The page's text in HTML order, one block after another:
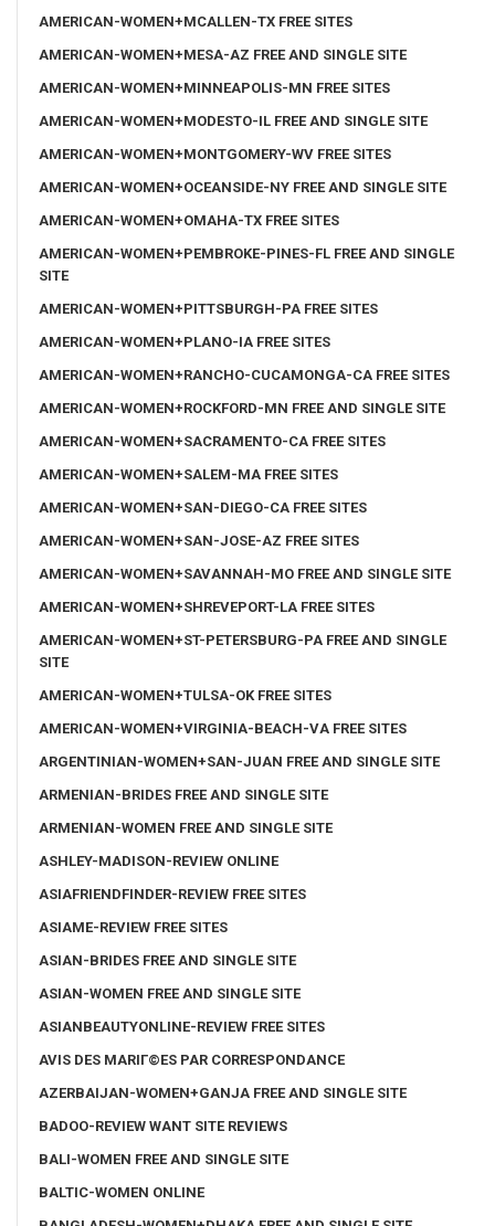
AMERICAN-WOMEN+MCALLEN-TX FREE SITES
AMERICAN-WOMEN+MESA-AZ FREE AND SINGLE SITE
AMERICAN-WOMEN+MINNEAPOLIS-MN FREE SITES
AMERICAN-WOMEN+MODESTO-IL FREE AND SINGLE SITE
AMERICAN-WOMEN+MONTGOMERY-WV FREE SITES
AMERICAN-WOMEN+OCEANSIDE-NY FREE AND SINGLE SITE
AMERICAN-WOMEN+OMAHA-TX FREE SITES
AMERICAN-WOMEN+PEMBROKE-PINES-FL FREE AND SINGLE
SITE
AMERICAN-WOMEN+PITTSBURGH-PA FREE SITES
AMERICAN-WOMEN+PLANO-IA FREE SITES
AMERICAN-WOMEN+RANCHO-CUCAMONGA-CA FREE SITES
AMERICAN-WOMEN+ROCKFORD-MN FREE AND SINGLE SITE
AMERICAN-WOMEN+SACRAMENTO-CA FREE SITES
AMERICAN-WOMEN+SALEM-MA FREE SITES
AMERICAN-WOMEN+SAN-DIEGO-CA FREE SITES
AMERICAN-WOMEN+SAN-JOSE-AZ FREE SITES
AMERICAN-WOMEN+SAVANNAH-MO FREE AND SINGLE SITE
AMERICAN-WOMEN+SHREVEPORT-LA FREE SITES
AMERICAN-WOMEN+ST-PETERSBURG-PA FREE AND SINGLE
SITE
AMERICAN-WOMEN+TULSA-OK FREE SITES
AMERICAN-WOMEN+VIRGINIA-BEACH-VA FREE SITES
ARGENTINIAN-WOMEN+SAN-JUAN FREE AND SINGLE SITE
ARMENIAN-BRIDES FREE AND SINGLE SITE
ARMENIAN-WOMEN FREE AND SINGLE SITE
ASHLEY-MADISON-REVIEW ONLINE
ASIAFRIENDFINDER-REVIEW FREE SITES
ASIAME-REVIEW FREE SITES
ASIAN-BRIDES FREE AND SINGLE SITE
ASIAN-WOMEN FREE AND SINGLE SITE
ASIANBEAUTYONLINE-REVIEW FREE SITES
AVIS DES MARIГ©ES PAR CORRESPONDANCE
AZERBAIJAN-WOMEN+GANJA FREE AND SINGLE SITE
BADOO-REVIEW WANT SITE REVIEWS
BALI-WOMEN FREE AND SINGLE SITE
BALTIC-WOMEN ONLINE